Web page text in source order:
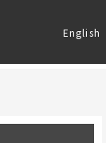
English